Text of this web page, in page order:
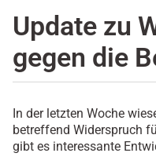
Update zu
gegen die
In der letzten Woche
betreffend Widerspruch
gibt es interessante